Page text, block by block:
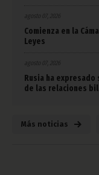
agosto 07, 2026
Comienza en la
Leyes
agosto 07, 2026
Rusia ha
de las relaciones
Más noticias